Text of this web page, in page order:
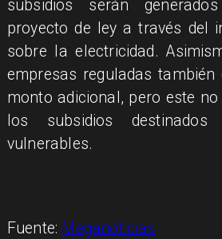
subsidios serán
proyecto de ley a través del
sobre la electricidad.
empresas reguladas
monto adicional, pero este
los subsidios
vulnerables.
Fuente: Meganoticias